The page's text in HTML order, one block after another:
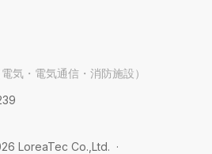
電気・電気通信・消防施設）
LoreaTec Co.,Ltd. ·